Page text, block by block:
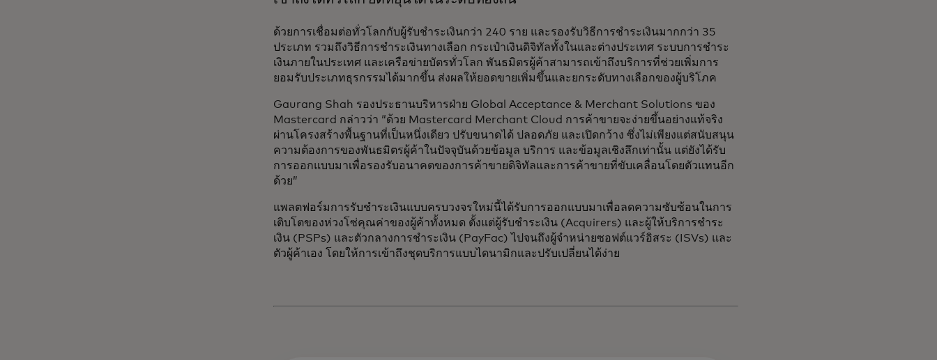
ด้วยการเชื่อมต่อทั่วโลกกับผู้รับชำระเงินกว่า 240 ราย และรองรับวิธีการชำระเงินมากกว่า 35
ประเภท รวมถึงวิธีการชำระเงินทางเลือก กระเป๋าเงินดิจิทัลทั้งในและต่างประเทศ ระบบการชำระ
เงินภายในประเทศ และเครือข่ายบัตรทั่วโลก พันธมิตรผู้ค้าสามารถเข้าถึงบริการที่ช่วยเพิ่มการ
ยอมรับประเภทธุรกรรมได้มากขึ้น ส่งผลให้ยอดขายเพิ่มขึ้นและยกระดับทางเลือกของผู้บริโภค
Gaurang Shah รองประธานบริหารฝ่าย Global Acceptance & Merchant Solutions ของ
Mastercard กล่าวว่า “ด้วย Mastercard Merchant Cloud การค้าขายจะง่ายขึ้นอย่างแท้จริง
ผ่านโครงสร้างพื้นฐานที่เป็นหนึ่งเดียว ปรับขนาดได้ ปลอดภัย และเปิดกว้าง ซึ่งไม่เพียงแต่สนับสนุน
ความต้องการของพันธมิตรผู้ค้าในปัจจุบันด้วยข้อมูล บริการ และข้อมูลเชิงลึกเท่านั้น แต่ยังได้รับ
การออกแบบมาเพื่อรองรับอนาคตของการค้าขายดิจิทัลและการค้าขายที่ขับเคลื่อนโดยตัวแทนอีก
ด้วย”
แพลตฟอร์มการรับชำระเงินแบบครบวงจรใหม่นี้ได้รับการออกแบบมาเพื่อลดความซับซ้อนในการ
เติบโตของห่วงโซ่คุณค่าของผู้ค้าทั้งหมด ตั้งแต่ผู้รับชำระเงิน (Acquirers) และผู้ให้บริการชำระ
เงิน (PSPs) และตัวกลางการชำระเงิน (PayFac) ไปจนถึงผู้จำหน่ายซอฟต์แวร์อิสระ (ISVs) และ
ตัวผู้ค้าเอง โดยให้การเข้าถึงชุดบริการแบบไดนามิกและปรับเปลี่ยนได้ง่าย